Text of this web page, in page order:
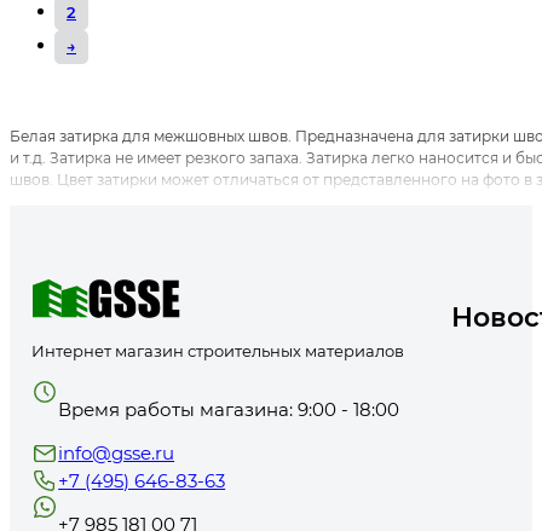
2
→
Белая затирка для межшовных швов. Предназначена для затирки
и т.д. Затирка не имеет резкого запаха. Затирка легко наносится и
швов. Цвет затирки может отличаться от представленного на фото в
Интернет магазин строительных материалов
Время работы магазина: 9:00 - 18:00
info@gsse.ru
+7 (495) 646-83-63
+7 985 181 00 71